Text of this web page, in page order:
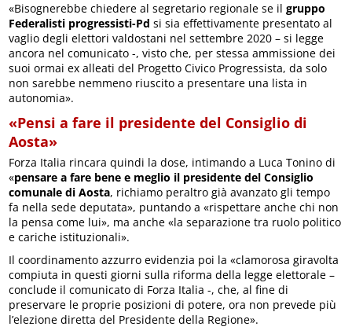
«Bisognerebbe chiedere al segretario regionale se il gruppo
Federalisti progressisti-Pd si sia effettivamente presentato al
vaglio degli elettori valdostani nel settembre 2020 – si legge
ancora nel comunicato -, visto che, per stessa ammissione dei
suoi ormai ex alleati del Progetto Civico Progressista, da solo
non sarebbe nemmeno riuscito a presentare una lista in
autonomia».
«Pensi a fare il presidente del Consiglio di
Aosta»
Forza Italia rincara quindi la dose, intimando a Luca Tonino di
«pensare a fare bene e meglio il presidente del Consiglio
comunale di Aosta, richiamo peraltro già avanzato gli tempo
fa nella sede deputata», puntando a «rispettare anche chi non
la pensa come lui», ma anche «la separazione tra ruolo politico
e cariche istituzionali».
Il coordinamento azzurro evidenzia poi la «clamorosa giravolta
compiuta in questi giorni sulla riforma della legge elettorale –
conclude il comunicato di Forza Italia -, che, al fine di
preservare le proprie posizioni di potere, ora non prevede più
l’elezione diretta del Presidente della Regione».